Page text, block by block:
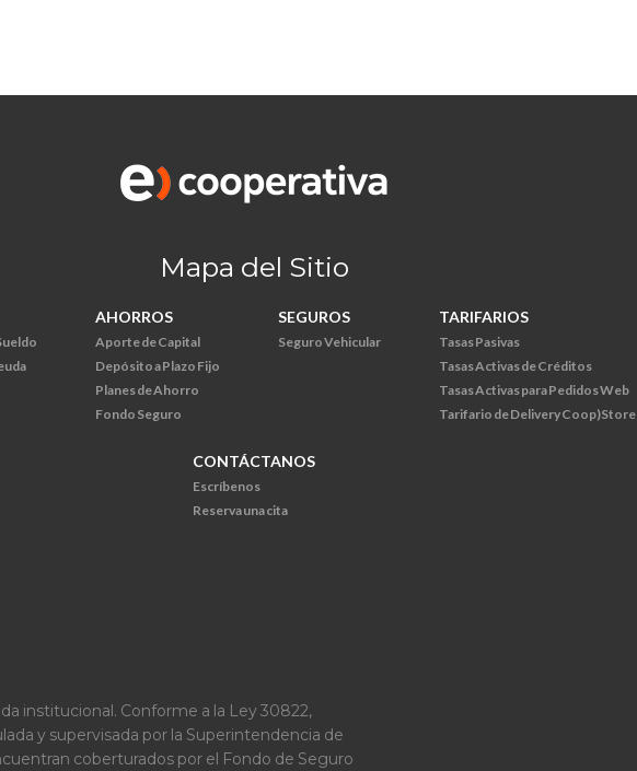
Mapa del Sitio
AHORROS
Aporte de Capital
Depósito a Plazo Fijo
Planes de Ahorro
Fondo Seguro
SEGUROS
Seguro Vehicular
TARIFARIOS
Tasas Pasivas
Tasas Activas de Créditos
Tasas Activas para Pedidos Web
Tarifario de Delivery Coop)Store
CONTÁCTANOS
Escríbenos
Reserva una cita
institucional. Conforme a la Ley 30822,
y supervisada por la Superintendencia de
coberturados por el Fondo de Seguro